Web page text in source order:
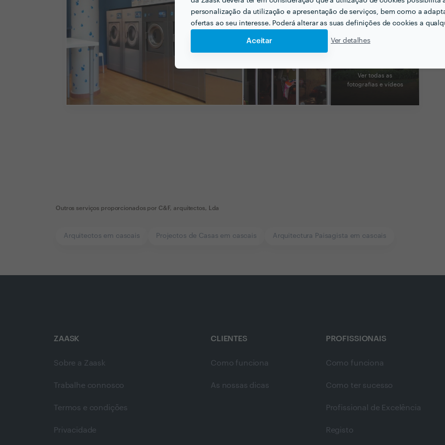
personalização da utilização e apresentação de serviços, bem como a
ofertas ao seu interesse. Poderá alterar as suas definições de cookies a
Aceitar Ver detalhes
Ver todas as
fotografias e vídeos
Outros serviços proporcionados por C&F, arquitectos, Lda
Arquitectos em cascais Projectos de Casas em cascais Arquitectura Paisagista em cascais
ZAASK
Sobre a Zaask
Trabalhe connosco
Termos e condições
Privacidade
CLIENTES
Como funciona
As nossas dicas
PROFISSIONAIS
Como funciona
Como ter sucesso
Profissional de Excelência
Registo